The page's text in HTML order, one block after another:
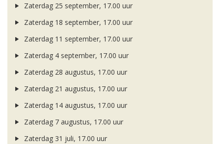
Zaterdag 25 september, 17.00 uur
Zaterdag 18 september, 17.00 uur
Zaterdag 11 september, 17.00 uur
Zaterdag 4 september, 17.00 uur
Zaterdag 28 augustus, 17.00 uur
Zaterdag 21 augustus, 17.00 uur
Zaterdag 14 augustus, 17.00 uur
Zaterdag 7 augustus, 17.00 uur
Zaterdag 31 juli, 17.00 uur